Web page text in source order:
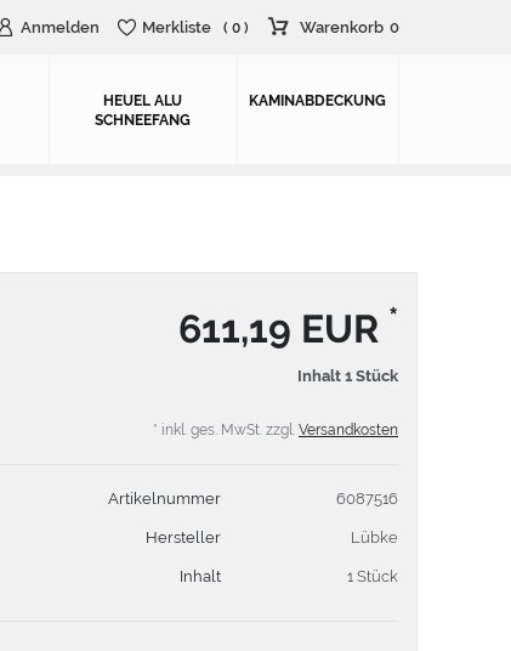
Anmelden Merkliste ( 0 ) Warenkorb 0
HEUEL ALU
SCHNEEFANG
KAMINABDECKUNG
611,19 EUR *
Inhalt 1 Stück
* inkl. ges. MwSt. zzgl. Versandkosten
Artikelnummer 6087516
Hersteller Lübke
Inhalt 1 Stück